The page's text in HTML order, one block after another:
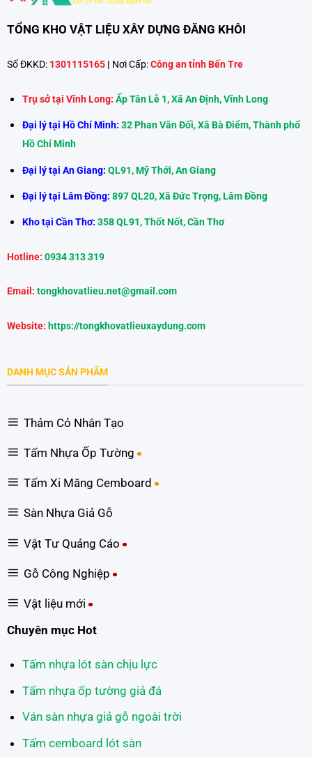
TỔNG KHO VẬT LIỆU XÂY DỰNG ĐĂNG KHÔI
Số ĐKKD: 1301115165 | Nơi Cấp: Công an tỉnh Bến Tre
Trụ sở tại Vĩnh Long: Ấp Tân Lễ 1, Xã An Định, Vĩnh Long
Đại lý tại Hồ Chí Minh: 32 Phan Văn Đối, Xã Bà Điểm, Thành phố
Hồ Chí Minh
Đại lý tại An Giang: QL91, Mỹ Thới, An Giang
Đại lý tại Lâm Đồng:897 QL20, Xã Đức Trọng, Lâm Đồng
Kho tại Cần Thơ: 358 QL91, Thốt Nốt, Cần Thơ
Hotline: 0934 313 319
Email: tongkhovatlieu.net@gmail.com
Website: https://tongkhovatlieuxaydung.com
DANH MỤC SẢN PHẨM
Thảm Cỏ Nhân Tạo
Tấm Nhựa Ốp Tường
Tấm Xi Măng Cemboard
Sàn Nhựa Giả Gỗ
Vật Tư Quảng Cáo
Gỗ Công Nghiệp
Vật liệu mới
Chuyên mục Hot
Tấm nhựa lót sàn chịu lực
Tấm nhựa ốp tường giả đá
Ván sàn nhựa giả gỗ ngoài trời
Tấm cemboard lót sàn